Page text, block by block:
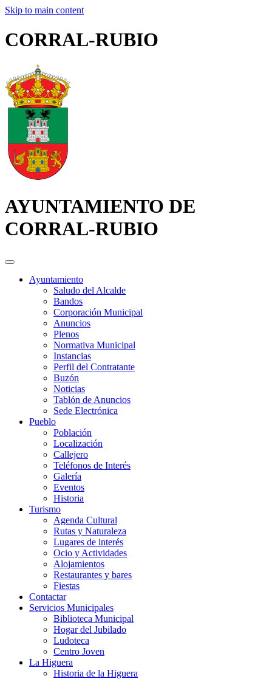
Skip to main content
CORRAL-RUBIO
AYUNTAMIENTO DE
CORRAL-RUBIO
Ayuntamiento
Saludo del Alcalde
Bandos
Corporación Municipal
Anuncios
Plenos
Normativa Municipal
Instancias
Perfil del Contratante
Buzón
Noticias
Tablón de Anuncios
Sede Electrónica
Pueblo
Población
Localización
Callejero
Teléfonos de Interés
Galería
Eventos
Historia
Turismo
Agenda Cultural
Rutas y Naturaleza
Lugares de interés
Ocio y Actividades
Alojamientos
Restaurantes y bares
Fiestas
Contactar
Servicios Municipales
Biblioteca Municipal
Hogar del Jubilado
Ludoteca
Centro Joven
La Higuera
Historia de la Higuera